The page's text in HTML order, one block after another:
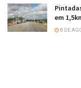
em
8 DE